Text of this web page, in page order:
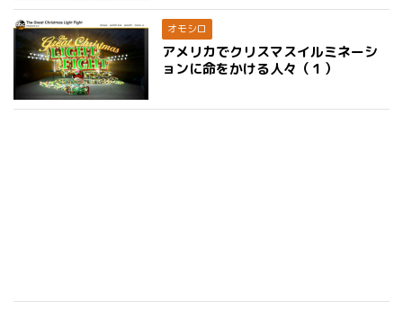
オモシロ
アメリカでクリスマスイルミネーシ
ョンに命をかける人々（１）